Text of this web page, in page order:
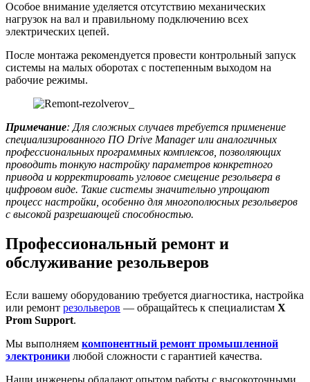
Особое внимание уделяется отсутствию механических
нагрузок на вал и правильному подключению всех
электрических цепей.
После монтажа рекомендуется провести контрольный запуск
системы на малых оборотах с постепенным выходом на
рабочие режимы.
Примечание: Для сложных случаев требуется применение
специализированного ПО Drive Manager или аналогичных
профессиональных программных комплексов, позволяющих
проводить тонкую настройку параметров конкретного
привода и корректировать угловое смещение резольвера в
цифровом виде. Такие системы значительно упрощают
процесс настройки, особенно для многополюсных резольверов
с высокой разрешающей способностью.
Профессиональный ремонт и
обслуживание резольверов
Если вашему оборудованию требуется диагностика, настройка
или ремонт резольверов — обращайтесь к специалистам X
Prom Support.
Мы выполняем компонентный ремонт промышленной
электроники любой сложности с гарантией качества.